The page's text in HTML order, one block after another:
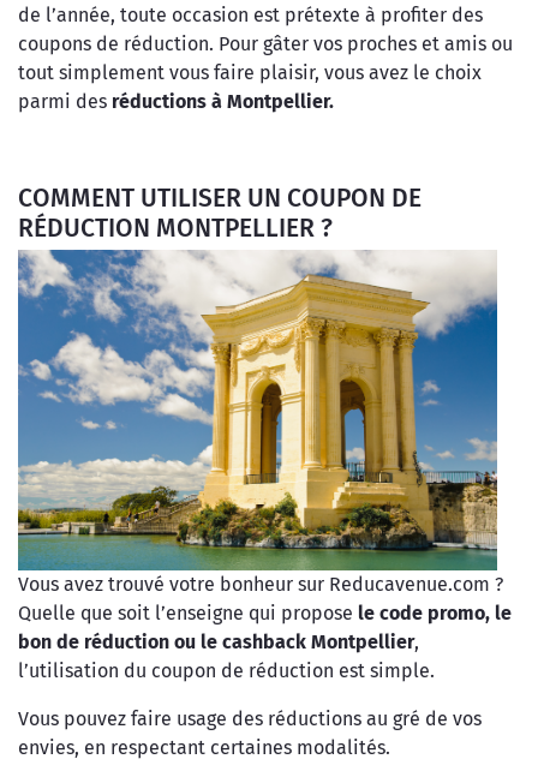
de l’année, toute occasion est prétexte à profiter des
coupons de réduction. Pour gâter vos proches et amis ou
tout simplement vous faire plaisir, vous avez le choix
parmi des réductions à Montpellier.
COMMENT UTILISER UN COUPON DE
RÉDUCTION MONTPELLIER ?
Vous avez trouvé votre bonheur sur Reducavenue.com ?
Quelle que soit l’enseigne qui propose le code promo, le
bon de réduction ou le cashback Montpellier,
l’utilisation du coupon de réduction est simple.
Vous pouvez faire usage des réductions au gré de vos
envies, en respectant certaines modalités.